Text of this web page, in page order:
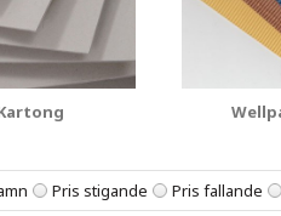
Pris stigande Pris fallande